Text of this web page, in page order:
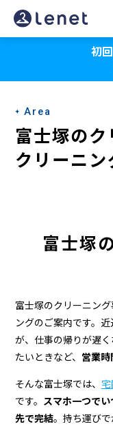
富
士
の
ク
リ
ー
宅
配
ク
リ
ー
初
Area
富士塚の
クリーニン
富士塚
富士塚のクリーニング
ングのご案内です。
が、仕事の帰りが遅
たいときなど、 営業
そんな富士塚では、 宅
です。 スマホ一つで
先で完結。持ち運び